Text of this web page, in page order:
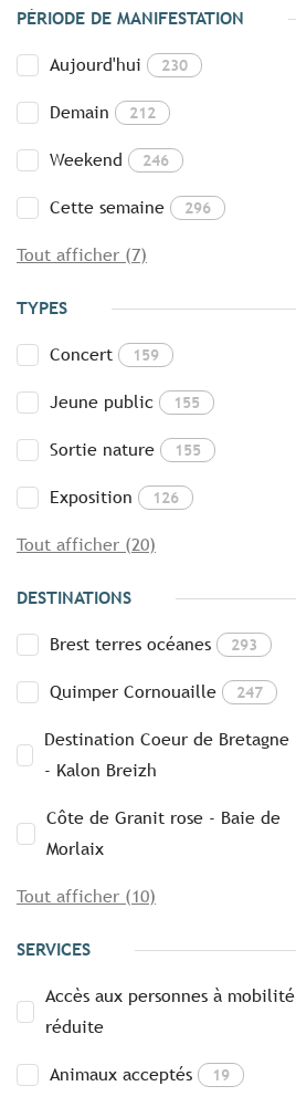
PÉRIODE DE MANIFESTATION
Aujourd'hui 230
Demain 212
Weekend 246
Cette semaine 296
Tout afficher (7)
TYPES
Concert 159
Jeune public 155
Sortie nature 155
Exposition 126
Tout afficher (20)
DESTINATIONS
Brest terres océanes 293
Quimper Cornouaille 247
Destination Coeur de Bretagne
- Kalon Breizh
Côte de Granit rose - Baie de
Morlaix
Tout afficher (10)
SERVICES
Accès aux personnes à mobilité
réduite
Animaux acceptés 19